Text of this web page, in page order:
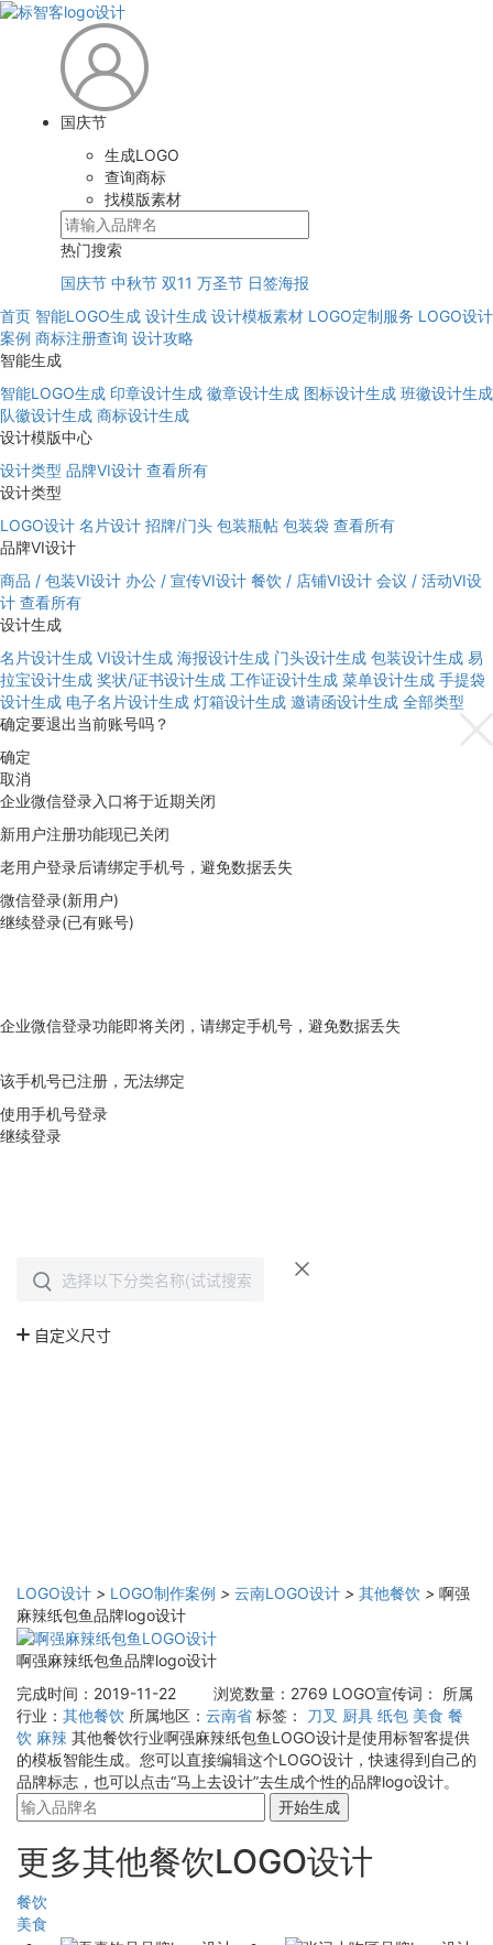
国庆节
生成LOGO
查询商标
找模版素材
热门搜索
国庆节 中秋节 双11 万圣节 日签海报
首页 智能LOGO生成 设计生成 设计模板素材 LOGO定制服务 LOGO设计
案例 商标注册查询 设计攻略
智能生成
智能LOGO生成 印章设计生成 徽章设计生成 图标设计生成 班徽设计生成
队徽设计生成 商标设计生成
设计模版中心
设计类型 品牌VI设计 查看所有
设计类型
LOGO设计 名片设计 招牌/门头 包装瓶帖 包装袋 查看所有
品牌VI设计
商品 / 包装VI设计 办公 / 宣传VI设计 餐饮 / 店铺VI设计 会议 / 活动VI设
计 查看所有
设计生成
名片设计生成 VI设计生成 海报设计生成 门头设计生成 包装设计生成 易
拉宝设计生成 奖状/证书设计生成 工作证设计生成 菜单设计生成 手提袋
设计生成 电子名片设计生成 灯箱设计生成 邀请函设计生成 全部类型
确定要退出当前账号吗？
确定
取消
企业微信登录入口将于近期关闭
新用户注册功能现已关闭
老用户登录后请绑定手机号，避免数据丢失
微信登录(新用户)
继续登录(已有账号)
企业微信登录功能即将关闭，请绑定手机号，避免数据丢失
该手机号已注册，无法绑定
使用手机号登录
继续登录
LOGO设计 > LOGO制作案例 > 云南LOGO设计 > 其他餐饮 > 啊强
麻辣纸包鱼品牌logo设计
啊强麻辣纸包鱼品牌logo设计
完成时间：2019-11-22
浏览数量：2769 LOGO宣传词：
所属
行业： 其他餐饮 所属地区： 云南省 标签： 刀叉 厨具 纸包 美食 餐
饮 麻辣 其他餐饮行业啊强麻辣纸包鱼LOGO设计是使用标智客提供
的模板智能生成。您可以直接编辑这个LOGO设计，快速得到自己的
品牌标志，也可以点击“马上去设计”去生成个性的品牌logo设计。
开始生成
更多其他餐饮LOGO设计
餐饮
美食